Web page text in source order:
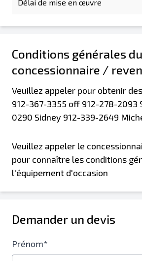
Délai de mise en œuvre
Conditions générales du
concessionnaire /
Veuillez appeler pour obtenir
912-367-3355 off 912-278-2093
0290 Sidney 912-339-2649
Veuillez appeler le
pour connaître les conditions
l'équipement d'occasion
Demander un devis
Prénom*